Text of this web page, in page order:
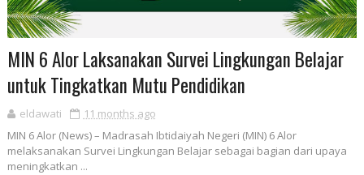
MIN 6 Alor Laksanakan Survei Lingkungan Belajar
untuk Tingkatkan Mutu Pendidikan
eldawati
11 months ago
MIN 6 Alor (News) – Madrasah Ibtidaiyah Negeri (MIN) 6 Alor
melaksanakan Survei Lingkungan Belajar sebagai bagian dari upaya
meningkatkan ...